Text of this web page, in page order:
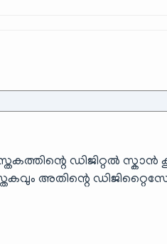
ഡിജിറ്റൽ സ്കാൻ
അതിന്റെ